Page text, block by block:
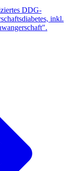
DDG-
inkl.